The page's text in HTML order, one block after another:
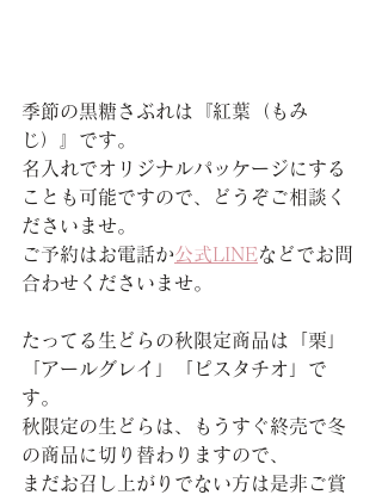
季節の黒糖さぶれは『紅葉（もみ
じ）』です。
名入れでオリジナルパッケージにする
ことも可能ですので、どうぞご相談く
ださいませ。
ご予約はお電話か公式LINEなどでお問
合わせくださいませ。
たってる生どらの秋限定商品は「栗」
「アールグレイ」「
ピスタチオ」で
す。
秋限定の生どらは、もうすぐ終売で冬
の商品に切り替わりますので、
まだお召し上がりでない方は是非ご賞